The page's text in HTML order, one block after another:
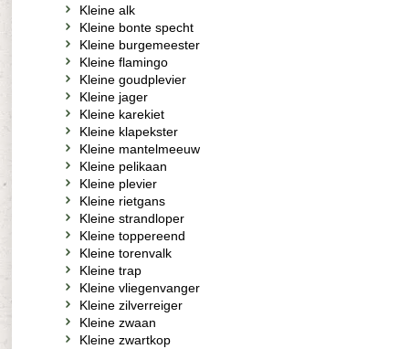
Kleine alk
Kleine bonte specht
Kleine burgemeester
Kleine flamingo
Kleine goudplevier
Kleine jager
Kleine karekiet
Kleine klapekster
Kleine mantelmeeuw
Kleine pelikaan
Kleine plevier
Kleine rietgans
Kleine strandloper
Kleine toppereend
Kleine torenvalk
Kleine trap
Kleine vliegenvanger
Kleine zilverreiger
Kleine zwaan
Kleine zwartkop